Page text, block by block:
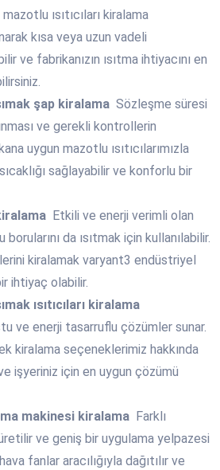
ısıtıcıları kiralama
kısa veya uzun vadeli
ve fabrikanızın ısıtma ihtiyacını en
şap kiralama Sözleşme süresi
ve gerekli kontrollerin
uygun mazotlu ısıtıcılarımızla
sağlayabilir ve konforlu bir
Etkili ve enerji verimli olan
borularını da ısıtmak için kullanılabilir.
kiralamak varyant3 endüstriyel
ihtiyaç olabilir.
ısıtıcıları kiralama
ve enerji tasarruflu çözümler sunar.
kiralama seçeneklerimiz hakkında
işyeriniz için en uygun çözümü
makinesi kiralama Farklı
ve geniş bir uygulama yelpazesi
fanlar aracılığıyla dağıtılır ve